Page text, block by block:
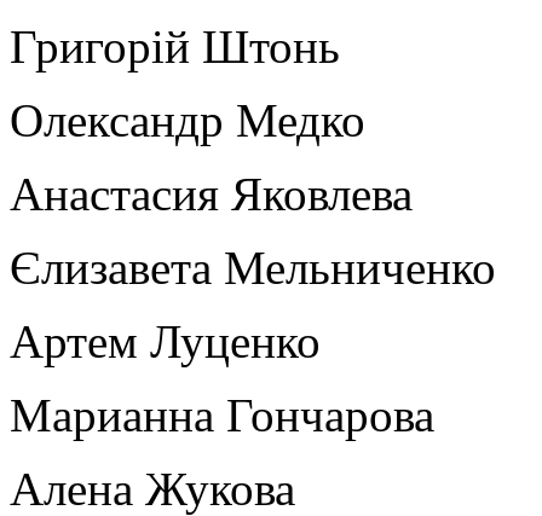
Григорій Штонь
Олександр Медко
Анастасия Яковлева
Єлизавета Мельниченко
Артем Луценко
Марианна Гончарова
Алена Жукова